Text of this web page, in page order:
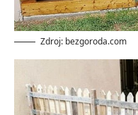
Zdroj: bezgoroda.com